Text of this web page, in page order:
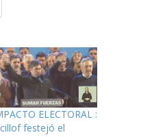
ELECTORAL :
festejó el